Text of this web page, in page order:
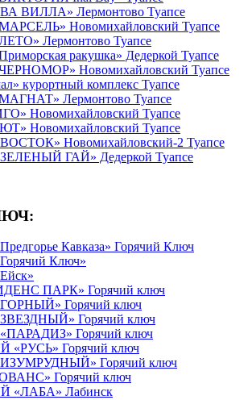
ВИЛЛА» Лермонтово Туапсе
Новомихайловский Туапсе
Лермонтово Туапсе
ракушка» Дедеркой Туапсе
Новомихайловский Туапсе
курортный комплекс Туапсе
Лермонтово Туапсе
Новомихайловский Туапсе
Новомихайловский Туапсе
Новомихайловский-2 Туапсе
ГАЙ» Дедеркой Туапсе
Кавказа» Горячий Ключ
Ключ»
ПАРК» Горячий ключ
Горячий ключ
Горячий ключ
Горячий ключ
Горячий ключ
Горячий ключ
Горячий ключ
«ЛАБА» Лабинск